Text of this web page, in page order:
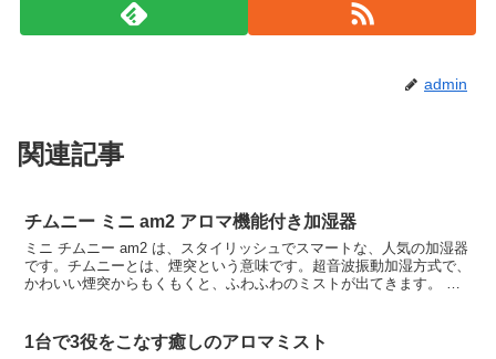
admin
関連記事
チムニー ミニ am2 アロマ機能付き加湿器
ミニ チムニー am2 は、スタイリッシュでスマートな、人気の加湿器
です。チムニーとは、煙突という意味です。超音波振動加湿方式で、
かわいい煙突からもくもくと、ふわふわのミストが出てきます。 エ
1台で3役をこなす癒しのアロマミスト